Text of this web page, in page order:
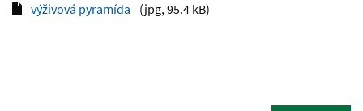
výživová pyramída (jpg, 95.4 kB)